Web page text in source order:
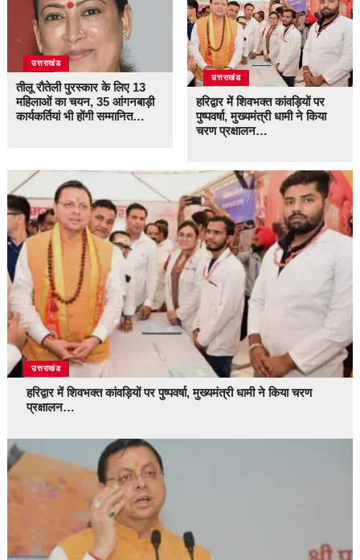
उत्तराखंड
तीलू रौतेली पुरस्कार के लिए 13
महिलाओं का चयन, 35 आंगनबाड़ी
कार्यकर्तियां भी होंगी सम्मानित…
उत्तराखंड
हरिद्वार में शिवभक्त कांवड़ियों पर
पुष्पवर्षा, मुख्यमंत्री धामी ने किया
चरण प्रक्षालन…
उत्तराखंड
हरिद्वार में शिवभक्त कांवड़ियों पर पुष्पवर्षा, मुख्यमंत्री धामी ने किया चरण
प्रक्षालन…